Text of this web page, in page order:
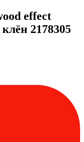
effect
2178305